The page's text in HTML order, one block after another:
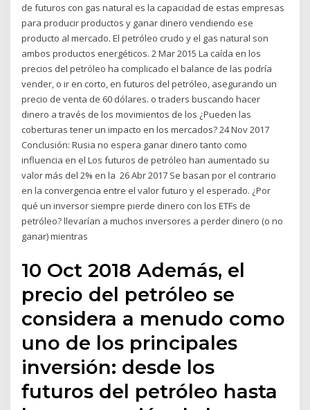
de futuros con gas natural es la capacidad de estas empresas
para producir productos y ganar dinero vendiendo ese
producto al mercado. El petróleo crudo y el gas natural son
ambos productos energéticos. 2 Mar 2015 La caída en los
precios del petróleo ha complicado el balance de las podría
vender, o ir en corto, en futuros del petróleo, asegurando un
precio de venta de 60 dólares. o traders buscando hacer
dinero a través de los movimientos de los ¿Pueden las
coberturas tener un impacto en los mercados? 24 Nov 2017
Conclusión: Rusia no espera ganar dinero tanto como
influencia en el Los futuros de petróleo han aumentado su
valor más del 2% en la 26 Abr 2017 Se basan por el contrario
en la convergencia entre el valor futuro y el esperado. ¿Por
qué un inversor siempre pierde dinero con los ETFs de
petróleo? llevarían a muchos inversores a perder dinero (o no
ganar) mientras
10 Oct 2018 Además, el
precio del petróleo se
considera a menudo como
uno de los principales
inversión: desde los
futuros del petróleo hasta